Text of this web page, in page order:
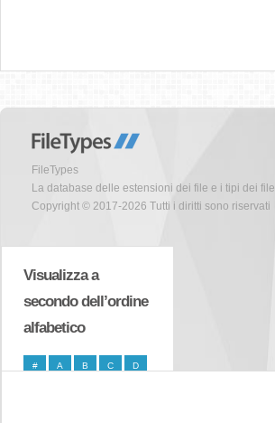
FileTypes
La database delle estensioni dei file e i tipi dei file
Copyright © 2017-2026 Tutti i diritti sono riservati
Visualizza a
secondo dell’ordine
alfabetico
# A B C D